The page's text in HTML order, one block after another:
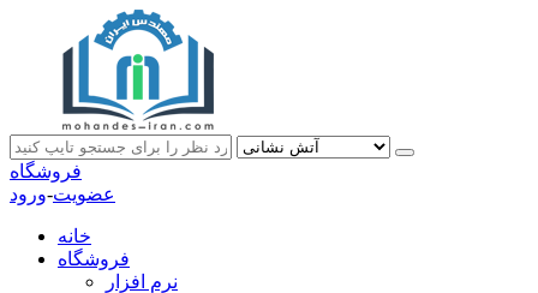
فروشگاه
عضویت-ورود
خانه
فروشگاه
نرم افزار